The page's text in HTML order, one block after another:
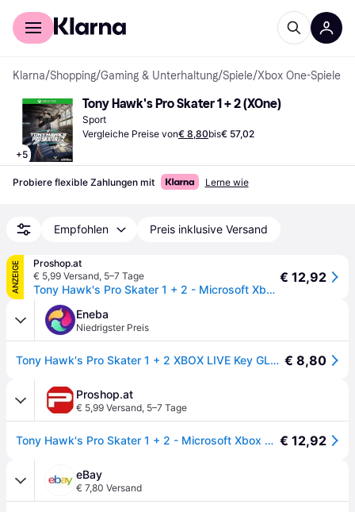
Für Shopper
Klarna/Shopping/Gaming & Unterhaltung/Spiele/Xbox One-Spiele
+5
Tony Hawk's Pro Skater 1 + 2 (XOne)
Sport
Vergleiche Preise von€ 8,80bis€ 57,02
Probiere flexible Zahlungen mit Lerne wie
Empfohlen Preis inklusive Versand
ANZEIGE
Proshop.at
€ 5,99 Versand, 5–7 Tage
Tony Hawk's Pro Skater 1 + 2 - Microsoft Xbox One - Sport - PEGI 12
€ 12,92
Eneba
Niedrigster Preis
Tony Hawk's Pro Skater 1 + 2 XBOX LIVE Key GLOBAL € 8,80
Proshop.at
€ 5,99 Versand, 5–7 Tage
Tony Hawk's Pro Skater 1 + 2 - Microsoft Xbox One - Sport - PEGI 12 € 12,92
eBay
€ 7,80 Versand